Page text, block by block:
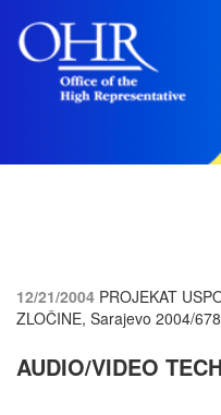
12/21/2004 PROJEKAT
ZLOČINE, Sarajevo 2004/678
AUDIO/VIDEO